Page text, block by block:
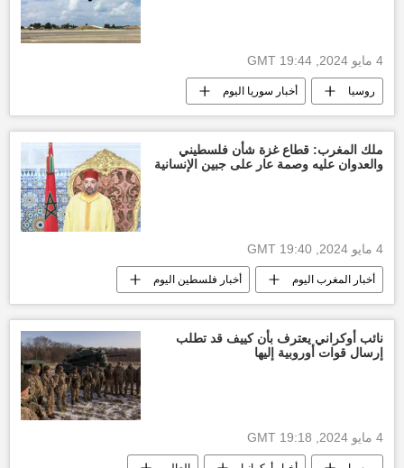
4 مايو 2024, 19:44 GMT
روسيا أخبار سوريا اليوم
ملك المغرب: قطاع غزة شأن فلسطيني
والعدوان عليه وصمة عار على جبين الإنسانية
4 مايو 2024, 19:40 GMT
أخبار المغرب اليوم أخبار فلسطين اليوم
إسرائيل أخبار إسرائيل اليوم
العالم العربي طوفان الأقصى
التصعيد العسكري بين غزة وإسرائيل
التصعيد العسكري بين قطاع غزة وإسرائيل
نائب أوكراني يعترف بأن كييف قد تطلب
إرسال قوات أوروبية إليها
4 مايو 2024, 19:18 GMT